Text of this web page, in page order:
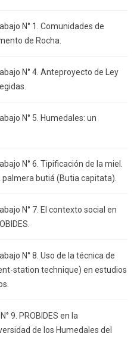
N° 1. Comunidades de
de Rocha.
N° 4. Anteproyecto de Ley
N° 5. Humedales: un
N° 6. Tipificación de la miel.
butiá (Butia capitata).
N° 7. El contexto social en
N° 8. Uso de la técnica de
station technique) en estudios
9. PROBIDES en la
de los Humedales del